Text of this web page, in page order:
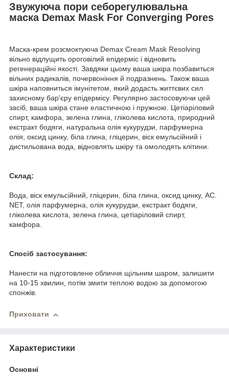
Звужуюча пори себорегулювальна
маска Demax Mask For Converging Pores
Маска-крем розсмоктуюча Demax Cream Mask Resolving
вільно відлущить ороговілий епідерміс і відновить
регенераційні якості. Завдяки цьому ваша шкіра позбавиться
вільних радикалів, почервоніння й подразнень. Також ваша
шкіра наповниться імунітетом, який додасть життєвих сил
захисному бар'єру епідермісу. Регулярно застосовуючи цей
засіб, ваша шкіра стане еластичною і пружною. Цетіаріловий
спирт, камфора, зелена глина, гліколева кислота, природний
екстракт бодяги, натуральна олія кукурудзи, парфумерна
олія, оксид цинку, біла глина, гліцерин, віск емульсійний і
дистильована вода, відновлять шкіру та омолодять клітини.
Склад:
Вода, віск емульсійний, гліцерин, біла глина, оксид цинку, AC.
NET, олія парфумерна, олія кукурудзи, екстракт бодяги,
гліколева кислота, зелена глина, цетіаріловий спирт,
камфора.
Спосіб застосування:
Нанести на підготовлене обличчя щільним шаром, залишити
на 10-15 хвилин, потім змити теплою водою за допомогою
спонжів.
Приховати
Характеристики
Основні